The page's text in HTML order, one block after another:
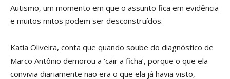
Autismo, um momento em que o assunto fica em evidência
e muitos mitos podem ser desconstruídos.
Katia Oliveira, conta que quando soube do diagnóstico de
Marco Antônio demorou a ‘cair a ficha’, porque o que ela
convivia diariamente não era o que ela já havia visto,